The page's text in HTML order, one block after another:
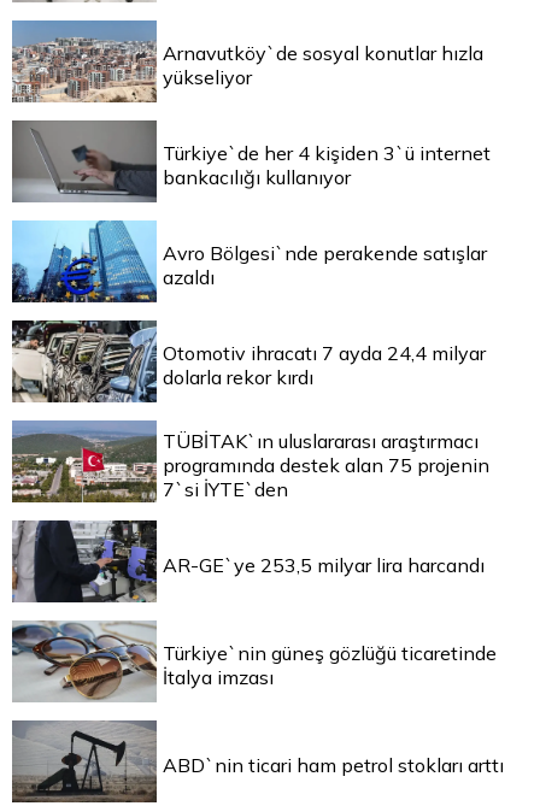
Arnavutköy`de sosyal konutlar hızla
yükseliyor
Türkiye`de her 4 kişiden 3`ü internet
bankacılığı kullanıyor
Avro Bölgesi`nde perakende satışlar
azaldı
Otomotiv ihracatı 7 ayda 24,4 milyar
dolarla rekor kırdı
TÜBİTAK`ın uluslararası araştırmacı
programında destek alan 75 projenin
7`si İYTE`den
AR-GE`ye 253,5 milyar lira harcandı
Türkiye`nin güneş gözlüğü ticaretinde
İtalya imzası
ABD`nin ticari ham petrol stokları arttı